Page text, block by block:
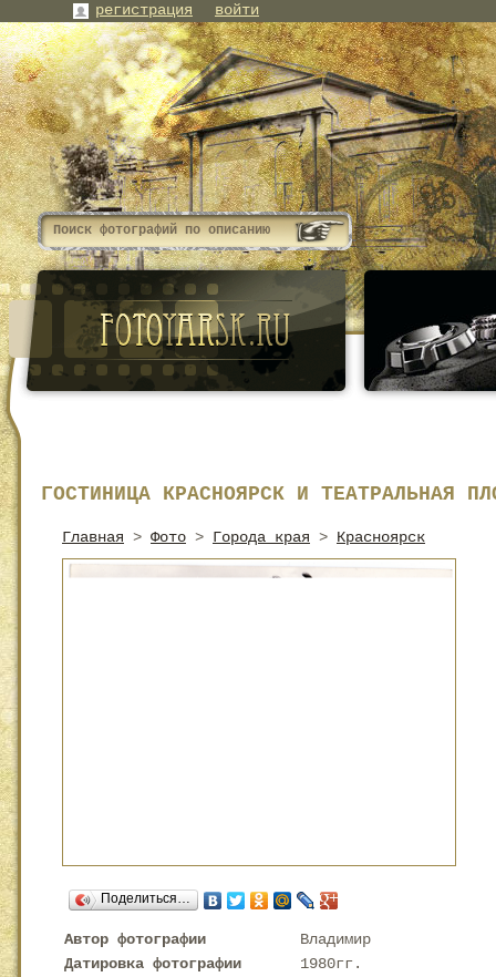
ГОСТИНИЦА КРАСНОЯРСК И ТЕАТРАЛЬНАЯ
Главная > Фото > Города края > Красноярск
Поделиться…
Автор фотографии
Владимир
Датировка фотографии
1980гг.
регистрация войти